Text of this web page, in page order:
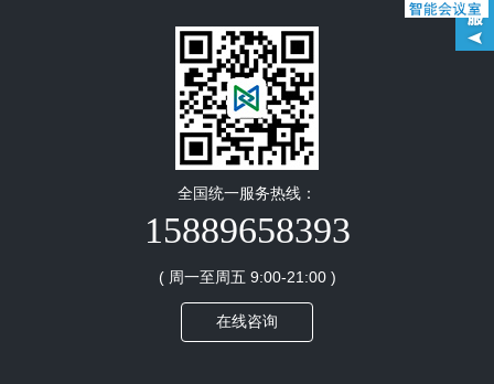
全国统一服务热线：
15889658393
( 周一至周五 9:00-21:00 )
在线咨询